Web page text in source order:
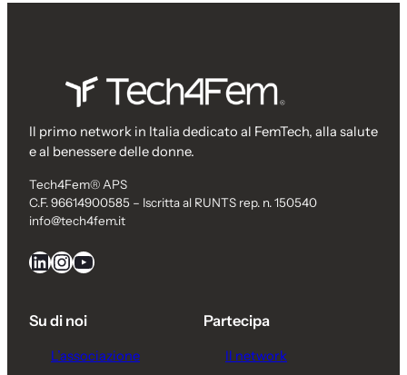
Il primo network in Italia dedicato al FemTech, alla salute
e al benessere delle donne.
Tech4Fem® APS
C.F. 96614900585 – Iscritta al RUNTS rep. n. 150540
info@tech4fem.it
LinkedIn InstagramYouTube
Su di noi
L’associazione
Partecipa
Il network